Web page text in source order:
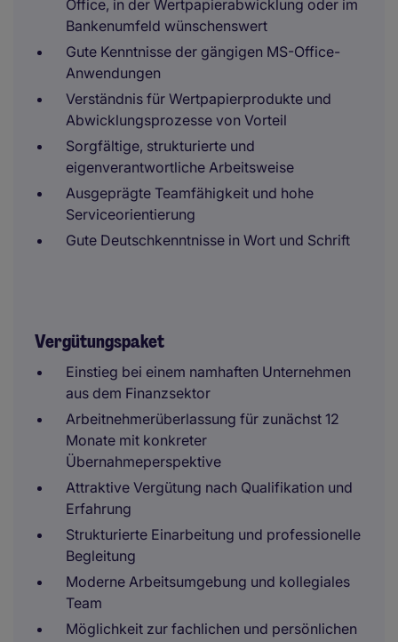
Office, in der Wertpapierabwicklung oder im
Bankenumfeld wünschenswert
Gute Kenntnisse der gängigen MS-Office-
Anwendungen
Verständnis für Wertpapierprodukte und
Abwicklungsprozesse von Vorteil
Sorgfältige, strukturierte und
eigenverantwortliche Arbeitsweise
Ausgeprägte Teamfähigkeit und hohe
Serviceorientierung
Gute Deutschkenntnisse in Wort und Schrift
Vergütungspaket
Einstieg bei einem namhaften Unternehmen
aus dem Finanzsektor
Arbeitnehmerüberlassung für zunächst 12
Monate mit konkreter
Übernahmeperspektive
Attraktive Vergütung nach Qualifikation und
Erfahrung
Strukturierte Einarbeitung und professionelle
Begleitung
Moderne Arbeitsumgebung und kollegiales
Team
Möglichkeit zur fachlichen und persönlichen